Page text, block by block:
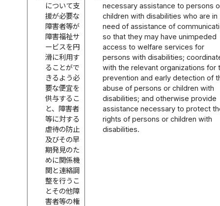
について支
援が必要な
障害者等が
障害福祉サ
ービスを円
滑に利用す
ることがで
きるよう必
要な便宜を
供与するこ
と、障害者
等に対する
虐待の防止
及びその早
期発見のた
めに関係機
関と連絡調
整を行うこ
とその他障
害者等の権
necessary assistance to persons
children with disabilities who are in
need of assistance of
so that they may have unimpeded
access to welfare services for
persons with disabilities;
with the relevant organizations for
prevention and early detection of
abuse of persons or children with
disabilities; and otherwise provide
assistance necessary to protect
rights of persons or children with
disabilities.